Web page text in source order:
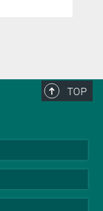
TOP